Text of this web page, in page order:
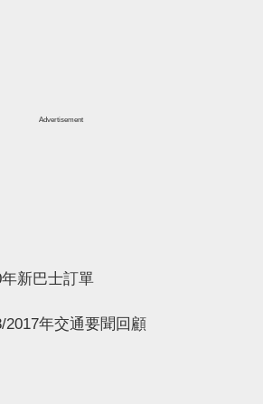
Advertisement
新巴士訂單
2017年交通要聞回顧